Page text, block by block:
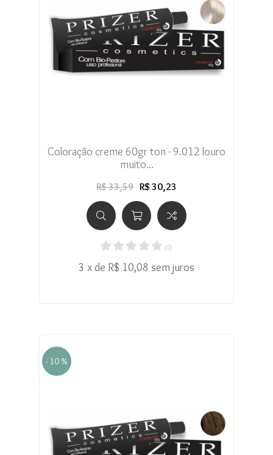
Coloração creme 60gr ton - 9.012 louro
muito...
R$ 33,59 R$ 30,23
(0)
3 x de R$ 10,08 sem juros
- 10 %